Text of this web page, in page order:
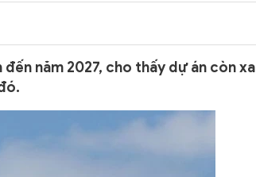
năm 2027, cho thấy dự án còn